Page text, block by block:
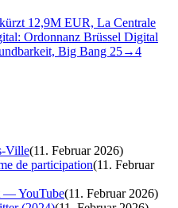
12,9M EUR, La Centrale
Ordonnanz Brüssel Digital
Big Bang 25→4
Ville(11. Februar 2026)
de participation(11. Februar
— YouTube(11. Februar 2026)